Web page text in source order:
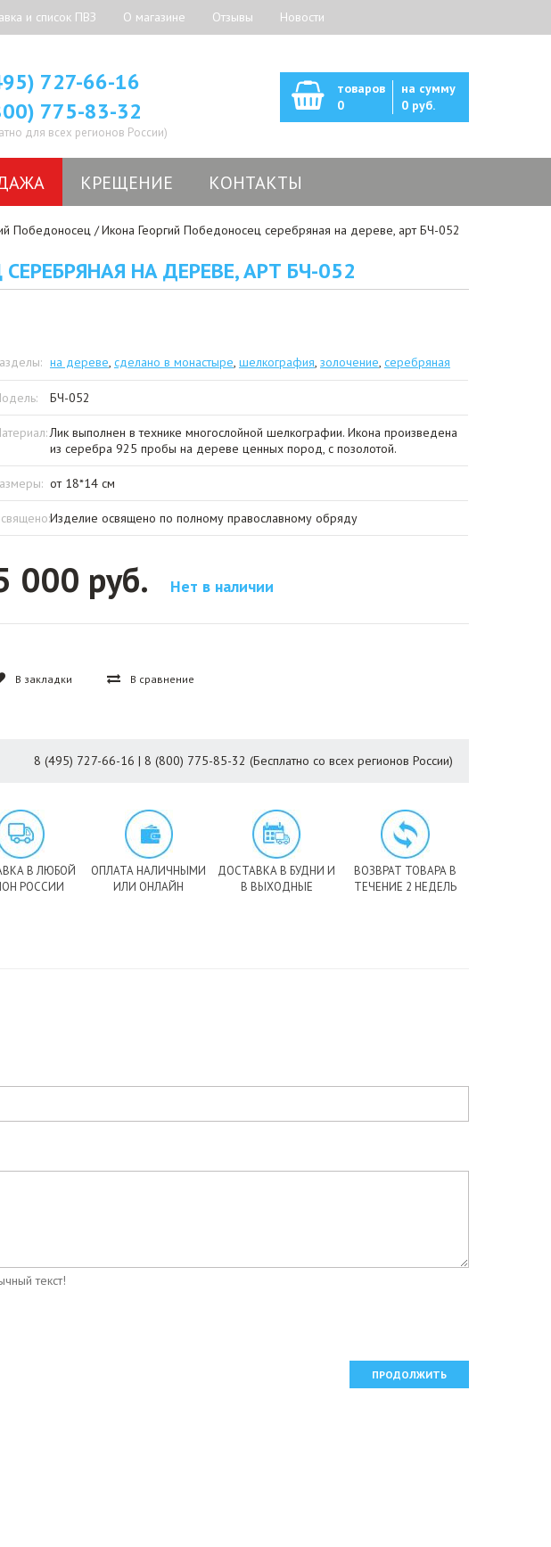
и список ПВЗ О магазине Отзывы Новости
727-66-16
775-83-32
для всех регионов России)
товаров
0
на сумму
0 руб.
КРЕЩЕНИЕ КОНТАКТЫ
Победоносец Икона Георгий Победоносец серебряная на дереве, арт БЧ-052
НА ДЕРЕВЕ, АРТ БЧ-052
на дереве, сделано в монастыре, шелкография, золочение, серебряная
БЧ-052
Лик выполнен в технике многослойной шелкографии. Икона произведена
из серебра 925 пробы на дереве ценных пород, с позолотой.
от 18*14 см
Изделие освящено по полному православному обряду
000 руб. Нет в наличии
В закладки В сравнение
8 (495) 727-66-16 | 8 (800) 775-85-32 (Бесплатно со всех регионов России)
В ЛЮБОЙ
РОССИИ
ОПЛАТА НАЛИЧНЫМИ
ИЛИ ОНЛАЙН
ДОСТАВКА В БУДНИ И
В ВЫХОДНЫЕ
ВОЗВРАТ ТОВАРА В
ТЕЧЕНИЕ 2 НЕДЕЛЬ
текст!
ПРОДОЛЖИТЬ